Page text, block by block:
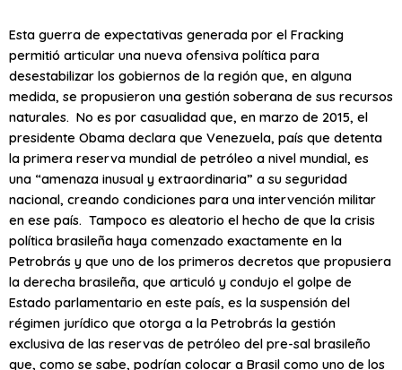
Esta guerra de expectativas generada por el Fracking
permitió articular una nueva ofensiva política para
desestabilizar los gobiernos de la región que, en alguna
medida, se propusieron una gestión soberana de sus recursos
naturales. No es por casualidad que, en marzo de 2015, el
presidente Obama declara que Venezuela, país que detenta
la primera reserva mundial de petróleo a nivel mundial, es
una “amenaza inusual y extraordinaria” a su seguridad
nacional, creando condiciones para una intervención militar
en ese país. Tampoco es aleatorio el hecho de que la crisis
política brasileña haya comenzado exactamente en la
Petrobrás y que uno de los primeros decretos que propusiera
la derecha brasileña, que articuló y condujo el golpe de
Estado parlamentario en este país, es la suspensión del
régimen jurídico que otorga a la Petrobrás la gestión
exclusiva de las reservas de petróleo del pre-sal brasileño
que, como se sabe, podrían colocar a Brasil como uno de los